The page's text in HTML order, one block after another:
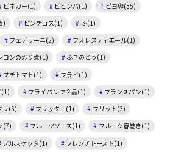
ビネガー(1) ビビンバ(1)
ピヨ卵(35)
ピンチョス(1)
ふ(1)
フェデリーニ(2)
フォレスティエール(1)
コンの炒り煮(1)
ふきのとう(1)
プチトマト(1)
フライ(1)
(1)
フライパンで２品(1)
フランスパン(1)
リ(5) フリッター(1)
フリット(3)
(7) フルーツソース(1)
フルーツ春巻き(1)
ブルスケッタ(1)
フレンチトースト(1)